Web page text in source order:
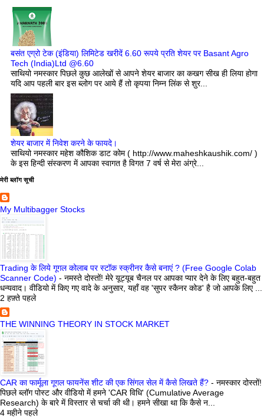
बसंत एग्रो टेक (इंडिया) लिमिटेड खरीदें 6.60 रूपये प्रति शेयर पर Basant Agro
Tech (India)Ltd @6.60
साथियो नमस्कार पिछले कुछ आलेखों से आपने शेयर बाजार का कखग सीख ही लिया होगा
यदि आप पहली बार इस ब्लोग पर आये हैं तो कृपया निम्न लिंक से शुर...
शेयर बाजार में निवेश करने के फायदे।
साथियो नमस्कार महेश कौशिक डाट कोम ( http://www.maheshkaushik.com/ )
के इस हिन्दी संस्करण में आपका स्वागत है विगत 7 वर्ष से मेरा अंग्रे...
मेरी ब्लॉग सूची
My Multibagger Stocks
Trading के लिये गूगल कोलाब पर स्टॉक स्क्रीनर कैसे बनाएं ? (Free Google Colab
Scanner Code) - नमस्ते दोस्तों! मेरे यूट्यूब चैनल पर आपका प्यार देने के लिए बहुत-बहुत
धन्यवाद। वीडियो में किए गए वादे के अनुसार, यहाँ वह 'सुपर स्कैनर कोड' है जो आपके लिए ...
2 हफ़्ते पहले
THE WINNING THEORY IN STOCK MARKET
CAR का फार्मूला गूगल फायनेंस शीट की एक सिंगल सेल में कैसे लिखते हैं? - नमस्कार दोस्तों!
पिछले ब्लॉग पोस्ट और वीडियो में हमने 'CAR विधि' (Cumulative Average
Research) के बारे में विस्तार से चर्चा की थी। हमने सीखा था कि कैसे न...
4 महीने पहले